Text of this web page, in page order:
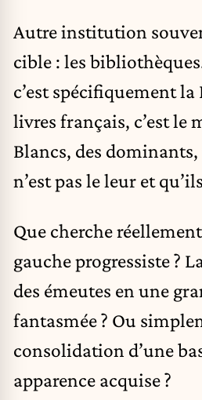
Autre institution
cible : les
c’est spécifiquement la
livres français, c’est le
Blancs, des
n’est pas le leur et
Que cherche
gauche progressiste ?
des émeutes en une
fantasmée ? Ou
consolidation d’une
apparence acquise ?